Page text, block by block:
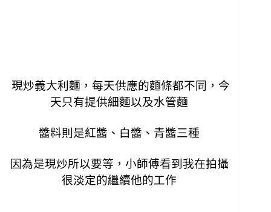
現炒義大利麵，每天供應的麵條都不同，今
天只有提供細麵以及水管麵
醬料則是紅醬、白醬、青醬三種
因為是現炒所以要等，小師傅看到我在拍攝
很淡定的繼續他的工作